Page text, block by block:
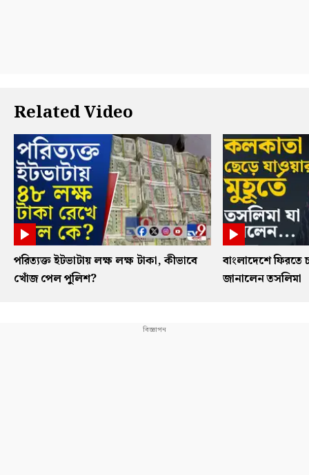
Related Video
পরিত্যক্ত ইটভাটায় লক্ষ লক্ষ টাকা, কীভাবে
খোঁজ পেল পুলিশ?
বাংলাদেশে ফিরতে
জানালেন তসলিমা